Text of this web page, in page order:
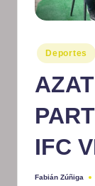
o
m
at
iv
o
Publicado
en
Deportes
IFC
Publicado
Fabián Zúñiga